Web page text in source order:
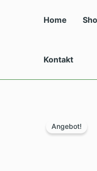
Home
Kontakt
Angebot!